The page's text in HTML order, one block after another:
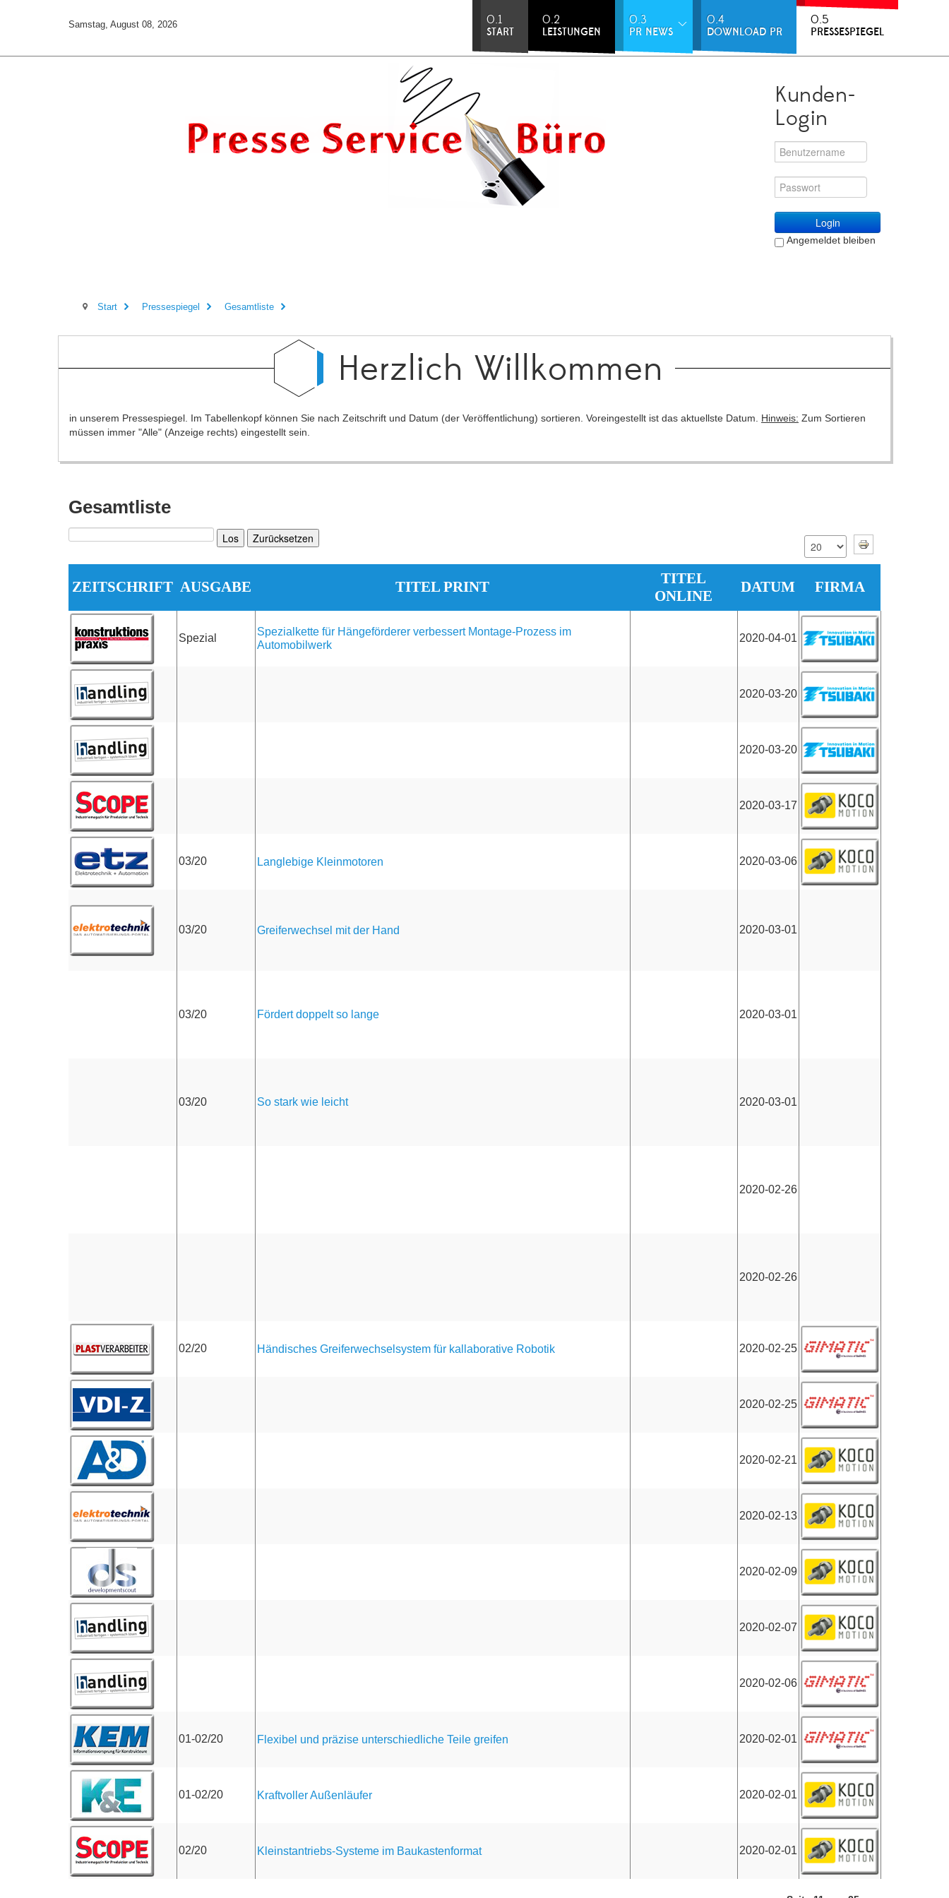
Samstag, August 08, 2026 0.1
START
0.2
LEISTUNGEN
0.3
PR NEWS
0.4
DOWNLOAD PR
0.5
PRESSESPIEGEL
Kunden-
Login
Login
Angemeldet bleiben
Start Pressespiegel Gesamtliste
Herzlich Willkommen
in unserem Pressespiegel. Im Tabellenkopf können Sie nach Zeitschrift und Datum (der Veröffentlichung) sortieren. Voreingestellt ist das aktuellste Datum. Hinweis: Zum Sortieren
müssen immer "Alle" (Anzeige rechts) eingestellt sein.
Gesamtliste
Los Zurücksetzen
ZEITSCHRIFT AUSGABE TITEL PRINT
TITEL
ONLINE
DATUM FIRMA
Spezial
Spezialkette für Hängeförderer verbessert Montage-Prozess im
Automobilwerk
2020-04-01
2020-03-20
2020-03-20
2020-03-17
03/20 Langlebige Kleinmotoren 2020-03-06
03/20 Greiferwechsel mit der Hand 2020-03-01
03/20 Fördert doppelt so lange 2020-03-01
03/20 So stark wie leicht 2020-03-01
2020-02-26
2020-02-26
02/20 Händisches Greiferwechselsystem für kallaborative Robotik 2020-02-25
2020-02-25
2020-02-21
2020-02-13
2020-02-09
2020-02-07
2020-02-06
01-02/20 Flexibel und präzise unterschiedliche Teile greifen 2020-02-01
01-02/20 Kraftvoller Außenläufer 2020-02-01
02/20 Kleinstantriebs-Systeme im Baukastenformat 2020-02-01